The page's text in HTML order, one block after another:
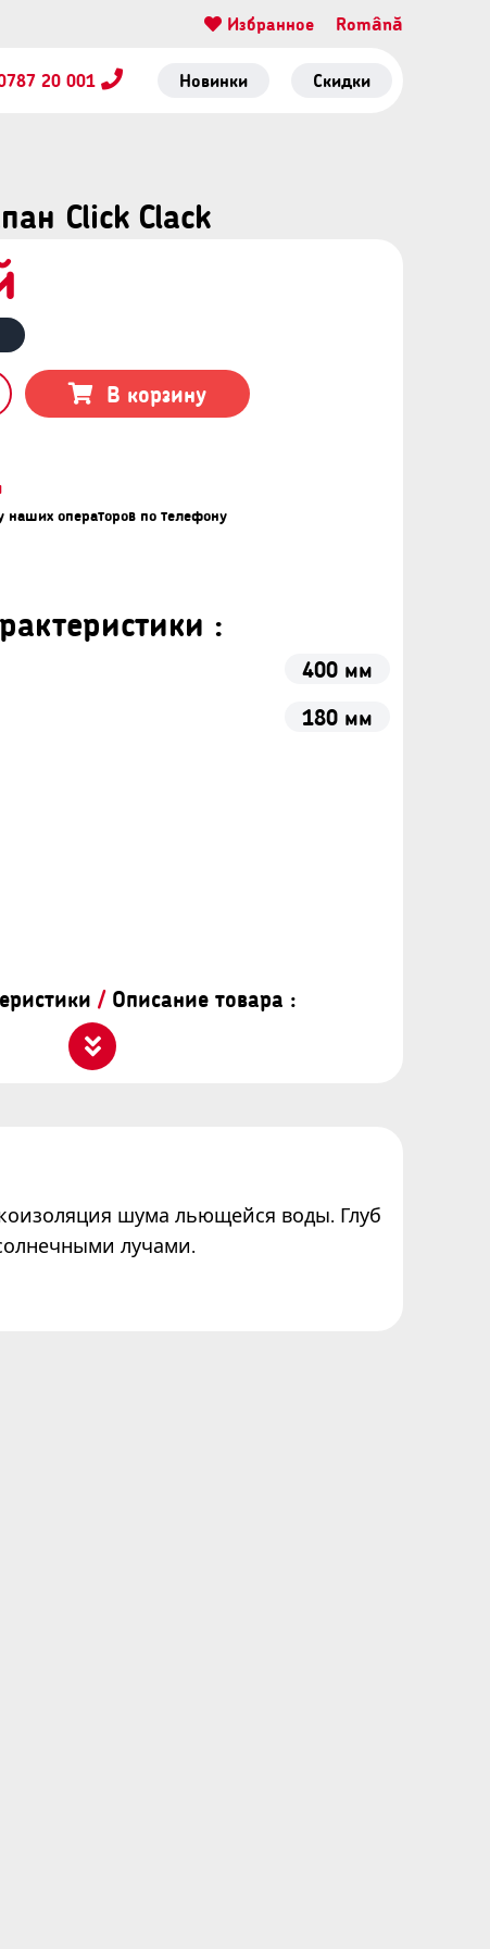
Избранное Română
20 001 Новинки Скидки
Click Clack
наших операторов по телефону
В корзину
:
400 мм
180 мм
/Описание товара :
шума льющейся воды. Глуб
лучами.